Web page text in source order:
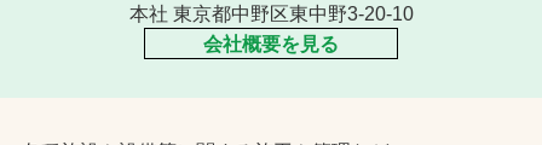
本社 東京都中野区東中野3-20-10
会社概要を見る